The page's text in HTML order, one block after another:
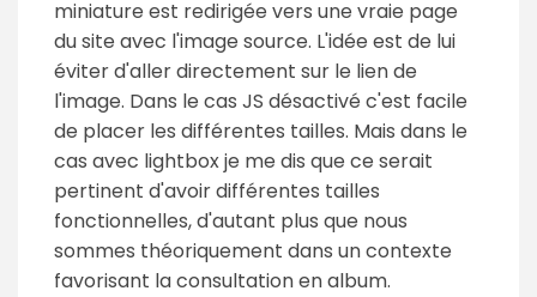
miniature est redirigée vers une vraie page
du site avec l'image source. L'idée est de lui
éviter d'aller directement sur le lien de
l'image. Dans le cas JS désactivé c'est facile
de placer les différentes tailles. Mais dans le
cas avec lightbox je me dis que ce serait
pertinent d'avoir différentes tailles
fonctionnelles, d'autant plus que nous
sommes théoriquement dans un contexte
favorisant la consultation en album.